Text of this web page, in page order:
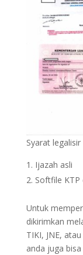
Syarat
Ijazah asli
Softfile KTP
Untuk
dikirimkan
TIKI, JNE,
anda juga